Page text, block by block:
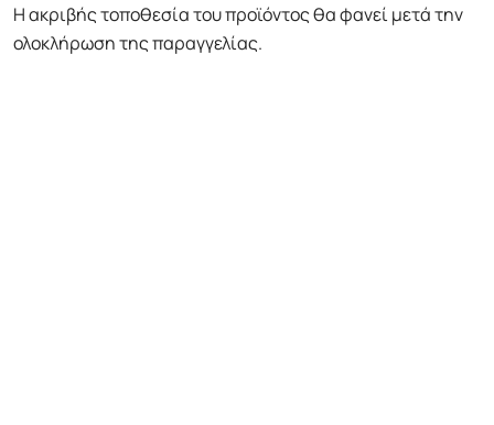
Η ακριβής τοποθεσία του προϊόντος θα φανεί μετά την
ολοκλήρωση της παραγγελίας.